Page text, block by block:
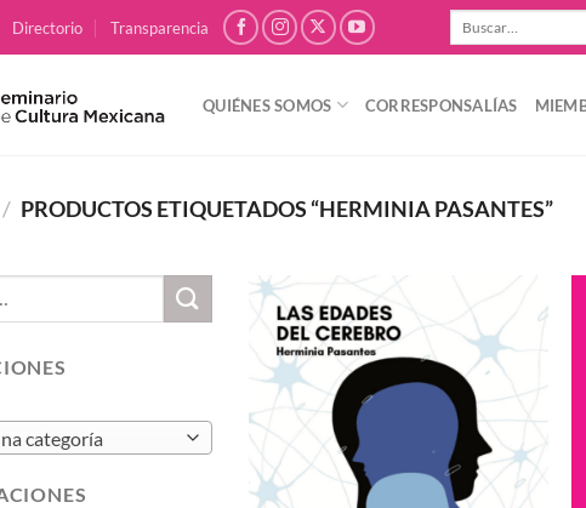
Directorio Transparencia
QUIÉNES SOMOS CORRESPONSALÍAS
/ PRODUCTOS ETIQUETADOS “HERMINIA PASANTES”
categoría